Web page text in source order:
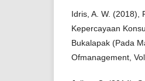
Idris, A. W. (2018),
Kepercayaan
Bukalapak (Pada
Ofmanagement,